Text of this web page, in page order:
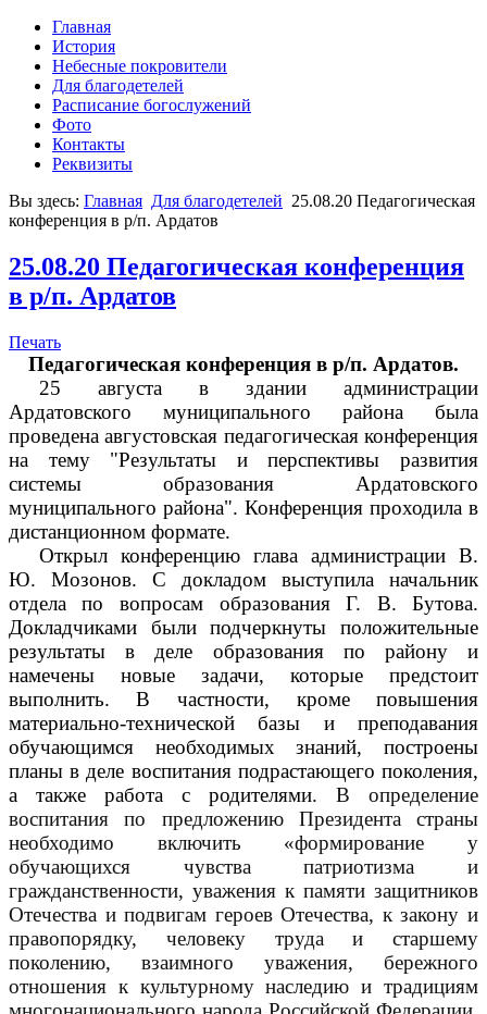
Главная
История
Небесные покровители
Для благодетелей
Расписание богослужений
Фото
Контакты
Реквизиты
Вы здесь: Главная Для благодетелей 25.08.20 Педагогическая
конференция в р/п. Ардатов
25.08.20 Педагогическая конференция
в р/п. Ардатов
Печать
Педагогическая конференция в р/п. Ардатов.
25 августа в здании администрации
Ардатовского муниципального района была
проведена августовская педагогическая конференция
на тему "Результаты и перспективы развития
системы образования Ардатовского
муниципального района". Конференция проходила в
дистанционном формате.
Открыл конференцию глава администрации В.
Ю. Мозонов. С докладом выступила начальник
отдела по вопросам образования Г. В. Бутова.
Докладчиками были подчеркнуты положительные
результаты в деле образования по району и
намечены новые задачи, которые предстоит
выполнить. В частности, кроме повышения
материально-технической базы и преподавания
обучающимся необходимых знаний, построены
планы в деле воспитания подрастающего поколения,
а также работа с родителями.В определение
воспитания по предложению Президента страны
необходимо включить «формирование у
обучающихся чувства патриотизма и
гражданственности, уважения к памяти защитников
Отечества и подвигам героев Отечества, к закону и
правопорядку, человеку труда и старшему
поколению, взаимного уважения, бережного
отношения к культурному наследию и традициям